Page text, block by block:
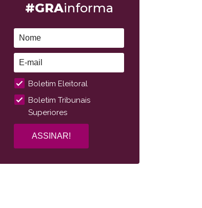
#GRAinforma
Boletim Eleitoral
Boletim Tribunais
Superiores